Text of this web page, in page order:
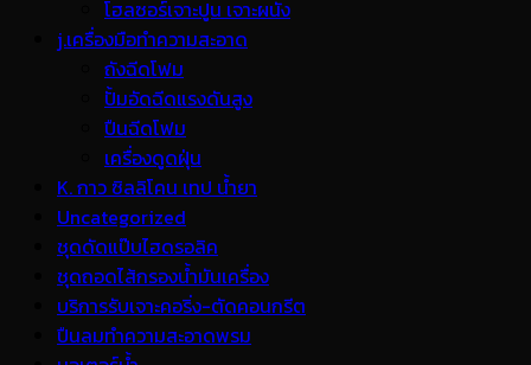
โฮลซอร์เจาะปูน เจาะผนัง
j.เครื่องมือทำความสะอาด
ถังฉีดโฟม
ปั้มอัดฉีดแรงดันสูง
ปืนฉีดโฟม
เครื่องดูดฝุ่น
K. กาว ซิลลิโคน เทป น้ำยา
Uncategorized
ชุดดัดแป๊บไฮดรอลิค
ชุดถอดไส้กรองน้ำมันเครื่อง
บริการรับเจาะคอริ่ง-ตัดคอนกรีต
ปืนลมทำความสะอาดพรม